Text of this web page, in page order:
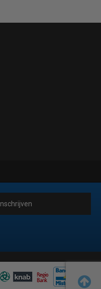
Inschrijven